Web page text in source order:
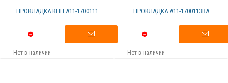
ПРОКЛАДКА КПП А11-1700111
Нет в наличии
ПРОКЛАДКА А11-1700113ВА
Нет в наличии